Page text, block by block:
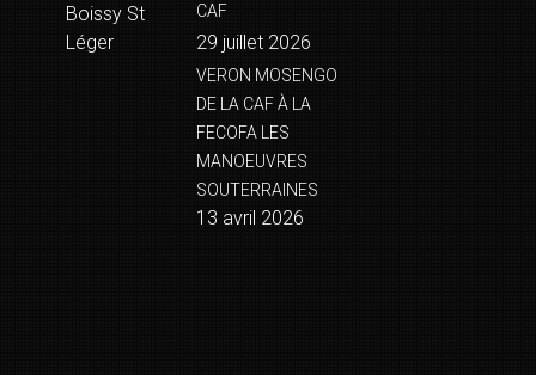
Boissy St
Léger
CAF
29 juillet 2026
VERON MOSENGO
DE LA CAF À LA
FECOFA LES
MANOEUVRES
SOUTERRAINES
13 avril 2026